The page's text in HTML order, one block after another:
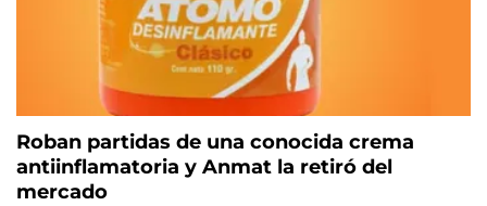
Roban partidas de una conocida crema
antiinflamatoria y Anmat la retiró del
mercado